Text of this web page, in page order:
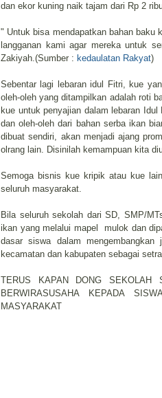
dan ekor kuning naik tajam dari Rp 2
" Untuk bisa mendapatkan bahan baku
langganan kami agar mereka untuk
Zakiyah.(Sumber : kedaulatan Rakyat)
Sebentar lagi lebaran idul Fitri, kue
oleh-oleh yang ditampilkan adalah roti
kue untuk penyajian dalam lebaran
dan oleh-oleh dari bahan serba ikan
dibuat sendiri, akan menjadi ajang
olrang lain. Disinilah kemampuan kita
Semoga bisnis kue kripik atau kue
seluruh masyarakat.
Bila seluruh sekolah dari SD, SMP/
ikan yang melalui mapel mulok dan
dasar siswa dalam
kecamatan dan kabupaten sebagai
TERUS KAPAN DONG SEKOLAH
BERWIRASUSAHA KEPADA
MASYARAKAT